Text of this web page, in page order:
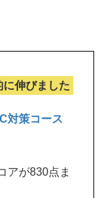
に伸びました
対策コース
アが830点ま